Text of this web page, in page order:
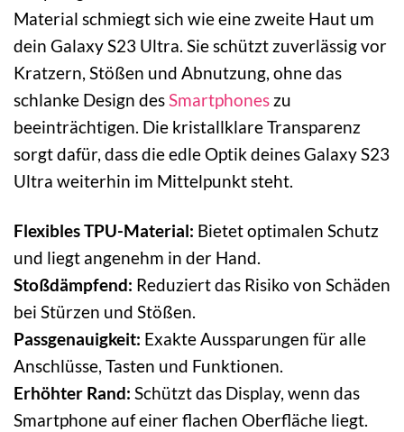
Material schmiegt sich wie eine zweite Haut um
dein Galaxy S23 Ultra. Sie schützt zuverlässig vor
Kratzern, Stößen und Abnutzung, ohne das
schlanke Design desSmartphones zu
beeinträchtigen. Die kristallklare Transparenz
sorgt dafür, dass die edle Optik deines Galaxy S23
Ultra weiterhin im Mittelpunkt steht.
Flexibles TPU-Material: Bietet optimalen Schutz
und liegt angenehm in der Hand.
Stoßdämpfend: Reduziert das Risiko von Schäden
bei Stürzen und Stößen.
Passgenauigkeit: Exakte Aussparungen für alle
Anschlüsse, Tasten und Funktionen.
Erhöhter Rand: Schützt das Display, wenn das
Smartphone auf einer flachen Oberfläche liegt.